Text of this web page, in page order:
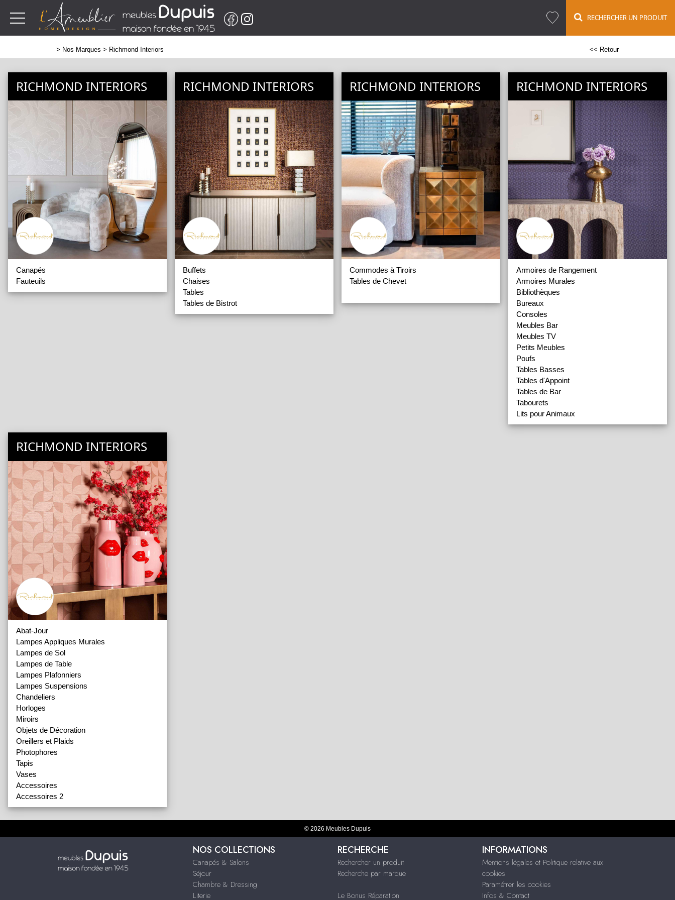
RECHERCHER UN PRODUIT
> Nos Marques > Richmond Interiors << Retour
RICHMOND INTERIORS
Canapés
Fauteuils
RICHMOND INTERIORS
Buffets
Chaises
Tables
Tables de Bistrot
RICHMOND INTERIORS
Commodes à Tiroirs
Tables de Chevet
RICHMOND INTERIORS
Armoires de Rangement
Armoires Murales
Bibliothèques
Bureaux
Consoles
Meubles Bar
Meubles TV
Petits Meubles
Poufs
Tables Basses
Tables d'Appoint
Tables de Bar
Tabourets
Lits pour Animaux
RICHMOND INTERIORS
Abat-Jour
Lampes Appliques Murales
Lampes de Sol
Lampes de Table
Lampes Plafonniers
Lampes Suspensions
Chandeliers
Horloges
Miroirs
Objets de Décoration
Oreillers et Plaids
Photophores
Tapis
Vases
Accessoires
Accessoires 2
© 2026 Meubles Dupuis
NOS COLLECTIONS
Canapés & Salons
Séjour
Chambre & Dressing
Literie
RECHERCHE
Rechercher un produit
Recherche par marque
Le Bonus Réparation
INFORMATIONS
Mentions légales et Politique relative aux
cookies
Paramétrer les cookies
Infos & Contact